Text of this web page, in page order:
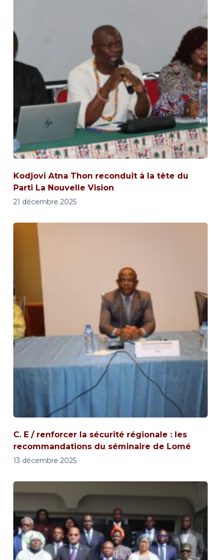
Kodjovi Atna Thon reconduit à la tête du
Parti La Nouvelle Vision
21 décembre 2025
C. E / renforcer la sécurité régionale : les
recommandations du séminaire de Lomé
13 décembre 2025